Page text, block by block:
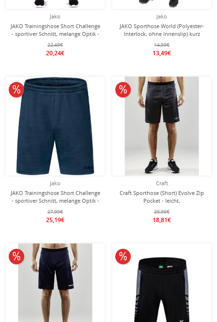
Jako
JAKO Trainingshose Short Challenge
- sportiver Schnitt, melange Optik -
grau meliert Herren
22,49€
20,24€
Jako
JAKO Sporthose World (Polyester-
Interlock, ohne Innenslip) kurz
stahlblau Herren
14,99€
13,49€
Jako
JAKO Trainingshose Short Challenge
- sportiver Schnitt, melange Optik -
blau meliert Jungen
27,99€
25,19€
10% reduziert
Craft
Craft Sporthose (Short) Evolve Zip
Pocket - leicht,
Reissverschlusstaschen - dunkelgrau
Herren
20,90€
18,81€
10% reduziert
10% reduziert 10% reduziert